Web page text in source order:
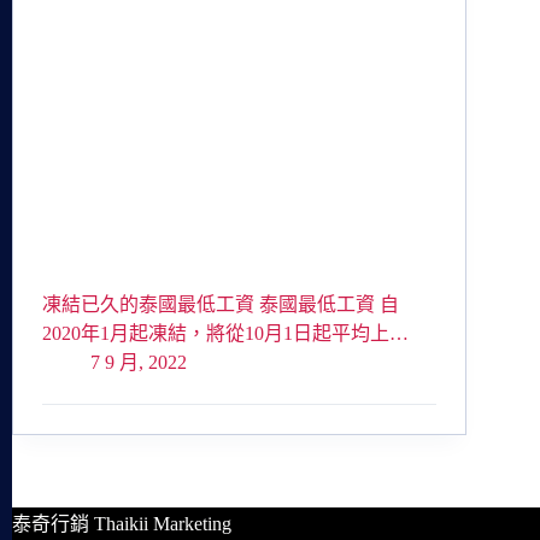
凍結已久的泰國最低工資 泰國最低工資 自
2020年1月起凍結，將從10月1日起平均上…
7 9 月, 2022
泰奇行銷 Thaikii Marketing